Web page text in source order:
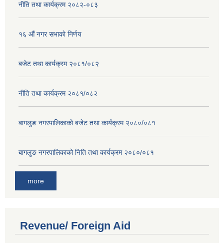
नीति तथा कार्यक्रम २०८२-०८३
१६ ‌औं नगर सभाकाे निर्णय
बजेट तथा कार्यक्रम २०८१/०८२
नीति तथा कार्यक्रम २०८१/०८२
बागलुङ नगरपालिकाको बजेट तथा कार्यक्रम २०८०/०८१
बागलुङ नगरपालिकाको निति तथा कार्यक्रम २०८०/०८१
more
Revenue/ Foreign Aid